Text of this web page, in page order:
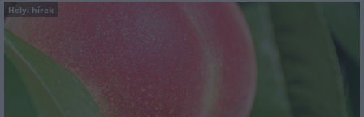
Helyi hírek